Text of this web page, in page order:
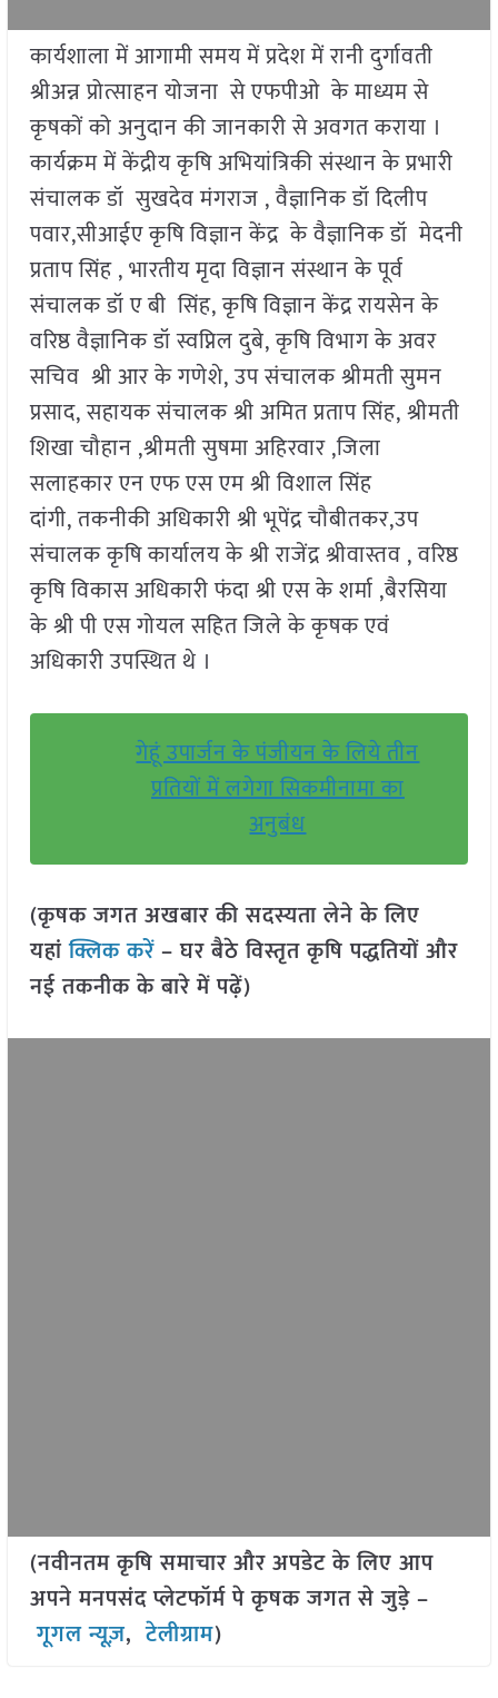
कार्यशाला में आगामी समय में प्रदेश में रानी दुर्गावती
श्रीअन्न प्रोत्साहन योजना से एफपीओ के माध्यम से
कृषकों को अनुदान की जानकारी से अवगत कराया ।
कार्यक्रम में केंद्रीय कृषि अभियांत्रिकी संस्थान के प्रभारी
संचालक डॉ सुखदेव मंगराज , वैज्ञानिक डॉ दिलीप
पवार,सीआईए कृषि विज्ञान केंद्र के वैज्ञानिक डॉ मेदनी
प्रताप सिंह , भारतीय मृदा विज्ञान संस्थान के पूर्व
संचालक डॉ ए बी सिंह, कृषि विज्ञान केंद्र रायसेन के
वरिष्ठ वैज्ञानिक डॉ स्वप्निल दुबे, कृषि विभाग के अवर
सचिव श्री आर के गणेशे, उप संचालक श्रीमती सुमन
प्रसाद, सहायक संचालक श्री अमित प्रताप सिंह, श्रीमती
शिखा चौहान ,श्रीमती सुषमा अहिरवार ,जिला
सलाहकार एन एफ एस एम श्री विशाल सिंह
दांगी, तकनीकी अधिकारी श्री भूपेंद्र चौबीतकर,उप
संचालक कृषि कार्यालय के श्री राजेंद्र श्रीवास्तव , वरिष्ठ
कृषि विकास अधिकारी फंदा श्री एस के शर्मा ,बैरसिया
के श्री पी एस गोयल सहित जिले के कृषक एवं
अधिकारी उपस्थित थे ।
गेहूं उपार्जन के पंजीयन के लिये तीन
प्रतियों में लगेगा सिकमीनामा का
अनुबंध
(कृषक जगत अखबार की सदस्यता लेने के लिए
यहांक्लिक करें– घर बैठे विस्तृत कृषि पद्धतियों और
नई तकनीक के बारे में पढ़ें)
(नवीनतम कृषि समाचार और अपडेट के लिए आप
अपने मनपसंद प्लेटफॉर्म पे कृषक जगत से जुड़े –
गूगल न्यूज़,टेलीग्राम)